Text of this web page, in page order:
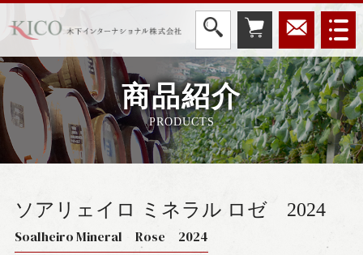
商品紹介
PRODUCTS
ソアリェイロ ミネラル ロゼ2024
Soalheiro Mineral Rose 2024